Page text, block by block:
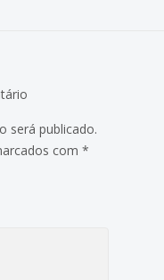
será publicado.
com *